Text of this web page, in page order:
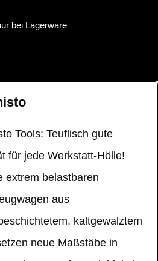
bei Lagerware
Tools: Teuflisch gute
für jede Werkstatt-Hölle!
extrem belastbaren
aus
kaltgewalztem
neue Maßstäbe in